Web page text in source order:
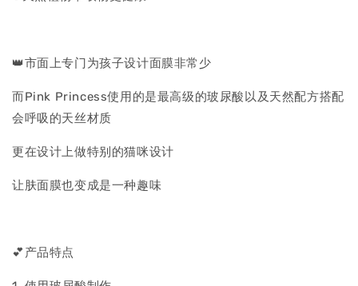
👑市面上专门为孩子设计面膜非常少
而Pink Princess使用的是最高级的玻尿酸以及天然配方搭配
会呼吸的天丝材质
更在设计上做特别的猫咪设计
让肤面膜也变成是一种趣味
💕产品特点